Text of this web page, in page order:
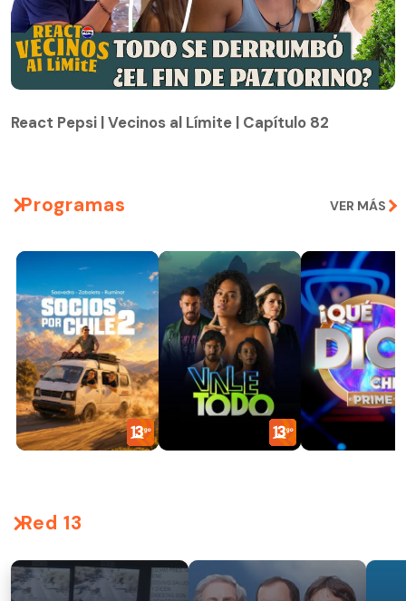
React Pepsi | Vecinos al Límite | Capítulo 82
Programas VER MÁS
Red 13